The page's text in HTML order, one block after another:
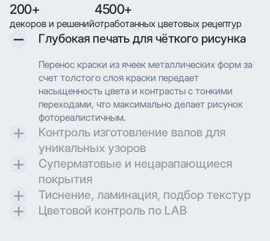
200+
декоров и решений
4500+
отработанных цветовых рецептур
Глубокая печать для чёткого рисунка
Перенос краски из ячеек металлических форм за
счет толстого слоя краски передает
насыщенность цвета и контрасты с тонкими
переходами, что максимально делает рисунок
фотореалистичным.
Контроль изготовление валов для
уникальных узоров
Контроль и разработка технических параметров
для гравировки позволяют максимально
воссоздавать дизайн при печати.
Суперматовые и нецарапающиеся
покрытия
Создаем матовые и суперматовые поверхности с
дополнительной защитой для трендовых
Тиснение, ламинация, подбор текстур
Применяем технологию глубокой печати с
Цветовой контроль по LAB